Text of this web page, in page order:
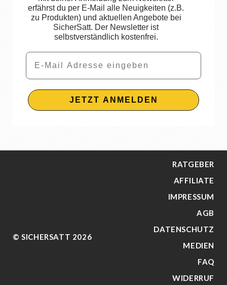
erfährst du per E-Mail alle Neuigkeiten (z.B.
zu Produkten) und aktuellen Angebote bei
SicherSatt. Der Newsletter ist
selbstverständlich kostenfrei.
Email
JETZT ANMELDEN
© SICHERSATT 2026
RATGEBER
AFFILIATE
IMPRESSUM
AGB
DATENSCHUTZ
MEDIEN
FAQ
WIDERRUF